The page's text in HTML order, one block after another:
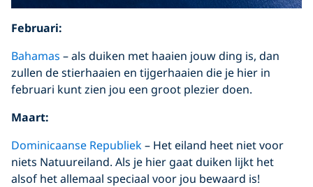
Februari:
Bahamas – als duiken met haaien jouw ding is, dan
zullen de stierhaaien en tijgerhaaien die je hier in
februari kunt zien jou een groot plezier doen.
Maart:
Dominicaanse Republiek– Het eiland heet niet voor
niets Natuureiland. Als je hier gaat duiken lijkt het
alsof het allemaal speciaal voor jou bewaard is!